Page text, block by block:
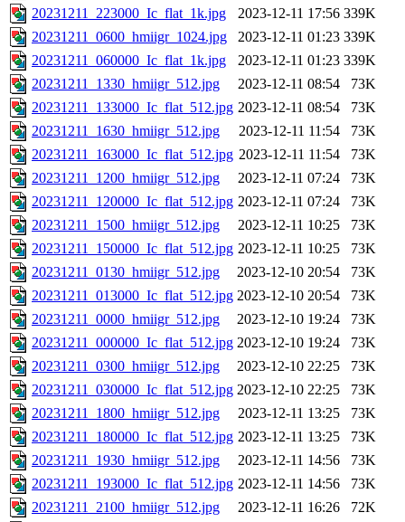
20231211_223000_Ic_flat_1k.jpg
2023-12-11 17:56 339K
20231211_0600_hmiigr_1024.jpg
2023-12-11 01:23 339K
20231211_060000_Ic_flat_1k.jpg
2023-12-11 01:23 339K
20231211_1330_hmiigr_512.jpg
2023-12-11 08:54
73K
20231211_133000_Ic_flat_512.jpg 2023-12-11 08:54
73K
20231211_1630_hmiigr_512.jpg
2023-12-11 11:54
73K
20231211_163000_Ic_flat_512.jpg 2023-12-11 11:54
73K
20231211_1200_hmiigr_512.jpg
2023-12-11 07:24
73K
20231211_120000_Ic_flat_512.jpg 2023-12-11 07:24
73K
20231211_1500_hmiigr_512.jpg
2023-12-11 10:25
73K
20231211_150000_Ic_flat_512.jpg 2023-12-11 10:25
73K
20231211_0130_hmiigr_512.jpg
2023-12-10 20:54
73K
20231211_013000_Ic_flat_512.jpg 2023-12-10 20:54
73K
20231211_0000_hmiigr_512.jpg
2023-12-10 19:24
73K
20231211_000000_Ic_flat_512.jpg 2023-12-10 19:24
73K
20231211_0300_hmiigr_512.jpg
2023-12-10 22:25
73K
20231211_030000_Ic_flat_512.jpg 2023-12-10 22:25
73K
20231211_1800_hmiigr_512.jpg
2023-12-11 13:25
73K
20231211_180000_Ic_flat_512.jpg 2023-12-11 13:25
73K
20231211_1930_hmiigr_512.jpg
2023-12-11 14:56
73K
20231211_193000_Ic_flat_512.jpg 2023-12-11 14:56
73K
20231211_2100_hmiigr_512.jpg
2023-12-11 16:26
72K